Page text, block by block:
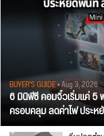
BUYER'S GUIDE• Aug 3, 2026
6 มินิพีซี คอมจิ๋วเริ่มแค่ 5
ครอบคลุม ลดค่าไฟ ประ